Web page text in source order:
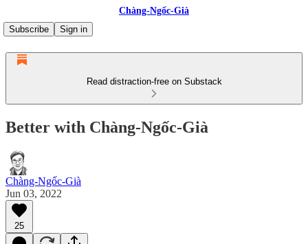
Chàng-Ngốc-Già
Subscribe
Sign in
Read distraction-free on Substack
Better with Chàng-Ngốc-Già
Chàng-Ngốc-Già
Jun 03, 2022
25